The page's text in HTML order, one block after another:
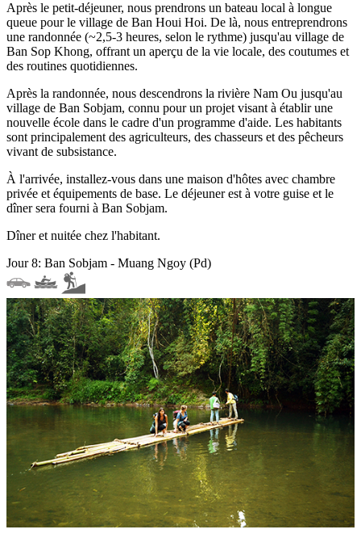
Après le petit-déjeuner, nous prendrons un bateau local à longue
queue pour le village de Ban Houi Hoi. De là, nous entreprendrons
une randonnée (~2,5-3 heures, selon le rythme) jusqu'au village de
Ban Sop Khong, offrant un aperçu de la vie locale, des coutumes et
des routines quotidiennes.
Après la randonnée, nous descendrons la rivière Nam Ou jusqu'au
village de Ban Sobjam, connu pour un projet visant à établir une
nouvelle école dans le cadre d'un programme d'aide. Les habitants
sont principalement des agriculteurs, des chasseurs et des pêcheurs
vivant de subsistance.
À l'arrivée, installez-vous dans une maison d'hôtes avec chambre
privée et équipements de base. Le déjeuner est à votre guise et le
dîner sera fourni à Ban Sobjam.
Dîner et nuitée chez l'habitant.
Jour 8: Ban Sobjam - Muang Ngoy (Pd)